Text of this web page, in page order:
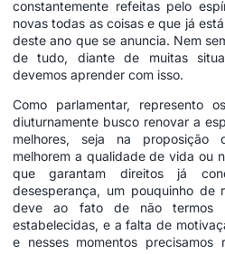
constantemente refeitas pelo
novas todas as coisas e que já
deste ano que se anuncia. Nem
de tudo, diante de muitas
devemos aprender com isso.
Como parlamentar, represento
diuturnamente busco renovar a
melhores, seja na proposição
melhorem a qualidade de vida ou
que garantam direitos já
desesperança, um pouquinho de
deve ao fato de não termos
estabelecidas, e a falta de
e nesses momentos